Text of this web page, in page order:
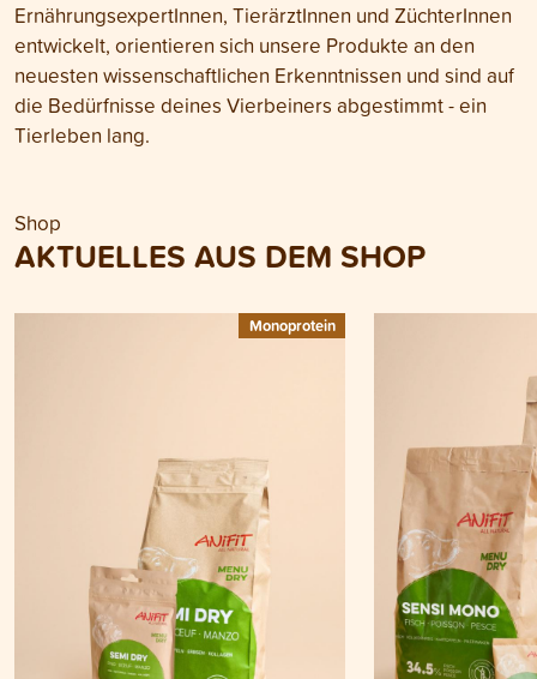
ErnährungsexpertInnen, TierärztInnen und ZüchterInnen
entwickelt, orientieren sich unsere Produkte an den
neuesten wissenschaftlichen Erkenntnissen und sind auf
die Bedürfnisse deines Vierbeiners abgestimmt - ein
Tierleben lang.
Shop
AKTUELLES AUS DEM SHOP
Monoprotein